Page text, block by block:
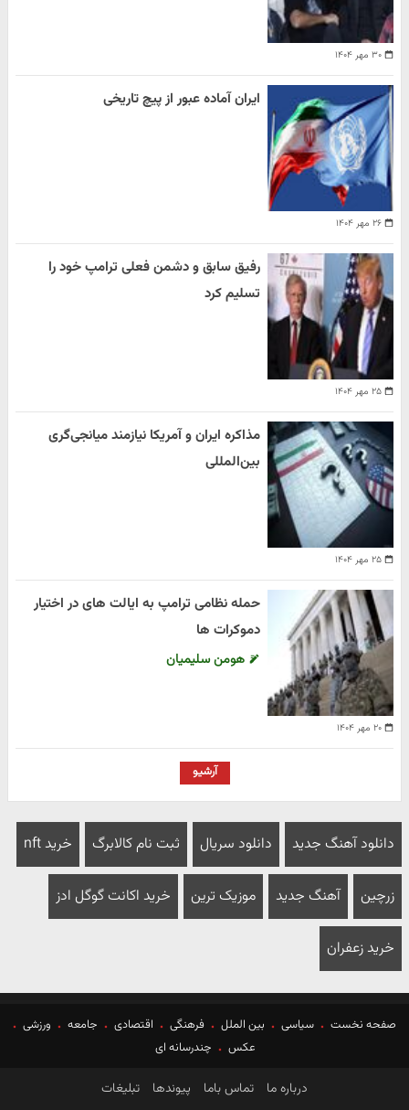
۳۰ مهر ۱۴۰۴
۲۶ مهر ۱۴۰۴
ایران آماده عبور از پیچ تاریخی
۲۵ مهر ۱۴۰۴
رفیق سابق و دشمن فعلی ترامپ خود را
تسلیم کرد
۲۵ مهر ۱۴۰۴
مذاکره ایران و آمریکا نیازمند میانجی‌گری
بین‌المللی
۲۰ مهر ۱۴۰۴
حمله نظامی ترامپ به ایالت های در اختیار
دموکرات ها
هومن سلیمیان
آرشیو
دانلود آهنگ جدید دانلود سریال ثبت نام کالابرگ خرید nft
زرچین آهنگ جدید موزیک ترین خرید اکانت گوگل ادز
خرید زعفران
صفحه نخست سیاسی بین الملل فرهنگی اقتصادی جامعه
ورزشی
عکس
چندرسانه ای
درباره ما تماس باما پیوندها تبلیغات